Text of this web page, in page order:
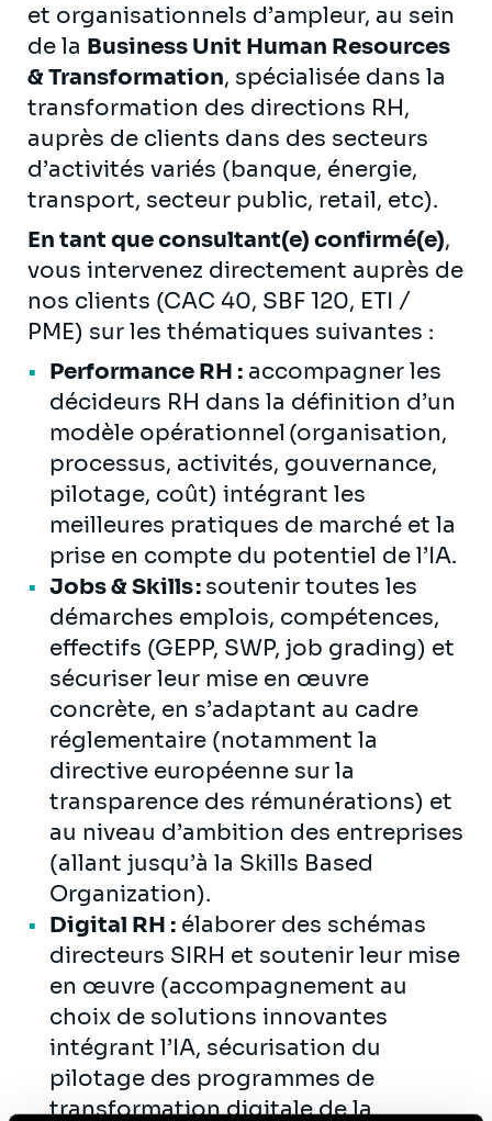
et organisationnels d’ampleur, au sein
de la Business Unit Human Resources
& Transformation, spécialisée dans la
transformation des directions RH,
auprès de clients dans des secteurs
d’activités variés (banque, énergie,
transport, secteur public, retail, etc).
En tant que consultant(e) confirmé(e),
vous intervenez directement auprès de
nos clients (CAC 40, SBF 120, ETI /
PME) sur les thématiques suivantes :
Performance RH : accompagner les
décideurs RH dans la définition d’un
modèle opérationnel (organisation,
processus, activités, gouvernance,
pilotage, coût) intégrant les
meilleures pratiques de marché et la
prise en compte du potentiel de l’IA.
Jobs & Skills : soutenir toutes les
démarches emplois, compétences,
effectifs (GEPP, SWP, job grading) et
sécuriser leur mise en œuvre
concrète, en s’adaptant au cadre
réglementaire (notamment la
directive européenne sur la
transparence des rémunérations) et
au niveau d’ambition des entreprises
(allant jusqu’à la Skills Based
Organization).
Digital RH : élaborer des schémas
directeurs SIRH et soutenir leur mise
en œuvre (accompagnement au
choix de solutions innovantes
intégrant l’IA, sécurisation du
pilotage des programmes de
transformation digitale de la